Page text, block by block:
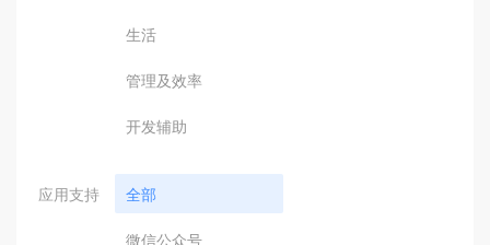
生活
管理及效率
开发辅助
应用支持 全部
微信公众号